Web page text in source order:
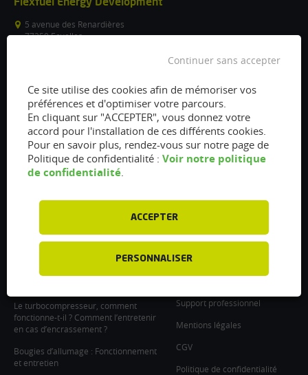
5 avenue des Renardières
77250 Ecuelles
info@flexfuel-company.com
On
facebook
On
twitter
On
instagram
On
linkedin
On
youtube
Accès rapides
fonctionnement, nettoyage et
Filtre à particules encrassé : Comment
Injecteurs encrassés : Causes et
Le turbocompresseur, comment
fonctionne-t-il ? Comment l’entretenir
en cas d’encrassement ?
Bougies d’allumage : Fonctionnement
et entretien
Presse
Recrutements
Particulier : informations utiles
Support professionnel
Mentions légales
CGV
Politique de confidentialité
Ce site utilise des cookies afin de mémoriser vos
préférences et d'optimiser votre parcours.
En cliquant sur "ACCEPTER", vous donnez votre
accord pour l'installation de ces différents cookies.
Pour en savoir plus, rendez-vous sur notre page de
Politique de confidentialité : Voir notre politique
de confidentialité.
ACCEPTER
PERSONNALISER
Continuer sans accepter